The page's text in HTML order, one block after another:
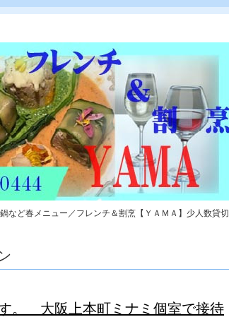
など春メニュー／フレンチ＆割烹【ＹＡＭＡ】少人数貸切
。 大阪上本町ミナミ個室で接待